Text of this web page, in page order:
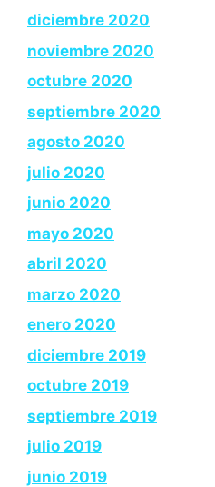
diciembre 2020
noviembre 2020
octubre 2020
septiembre 2020
agosto 2020
julio 2020
junio 2020
mayo 2020
abril 2020
marzo 2020
enero 2020
diciembre 2019
octubre 2019
septiembre 2019
julio 2019
junio 2019